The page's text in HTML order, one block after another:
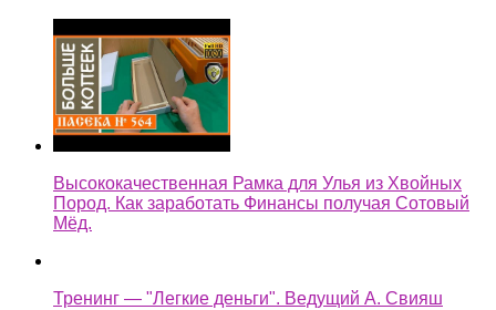
Высококачественная Рамка для Улья из Хвойных
Пород. Как заработать Финансы получая Сотовый
Мёд.
Тренинг — "Легкие деньги". Ведущий А. Свияш